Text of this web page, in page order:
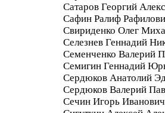
Сатаров Георгий
Сафин Ралиф
Свириденко Олег
Селезнев Геннадий
Семенченко Валерий
Семигин Геннадий
Сердюков Анатолий
Сердюков Валерий
Сечин Игорь Иванович